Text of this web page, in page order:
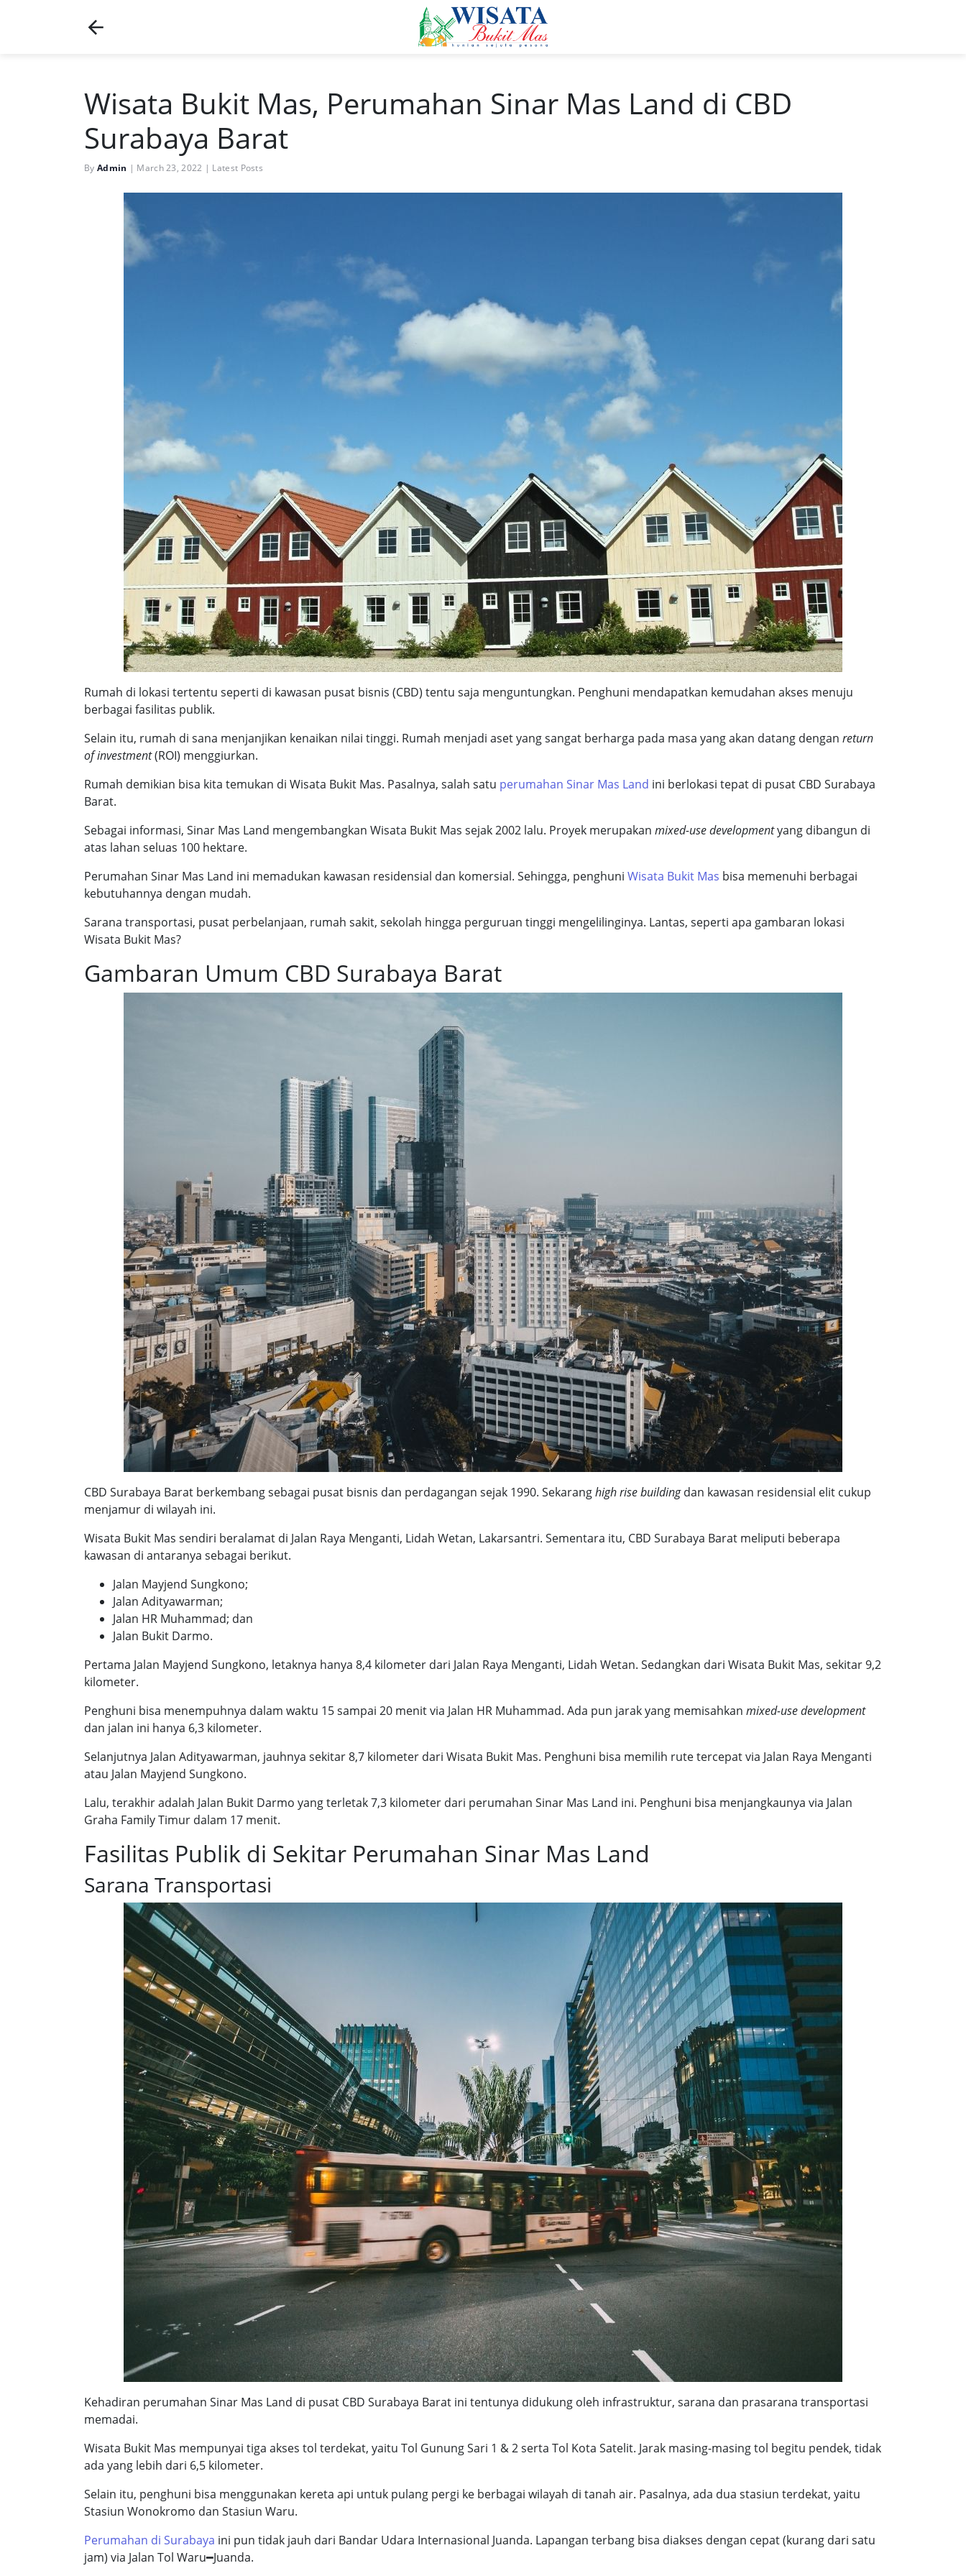
Wisata Bukit Mas, Perumahan Sinar Mas Land di CBD
Surabaya Barat
By Admin | March 23, 2022 | Latest Posts
Rumah di lokasi tertentu seperti di kawasan pusat bisnis (CBD) tentu saja menguntungkan. Penghuni mendapatkan kemudahan akses menuju
berbagai fasilitas publik.
Selain itu, rumah di sana menjanjikan kenaikan nilai tinggi. Rumah menjadi aset yang sangat berharga pada masa yang akan datang dengan return
of investment(ROI) menggiurkan.
Rumah demikian bisa kita temukan di Wisata Bukit Mas. Pasalnya, salah satu perumahan Sinar Mas Land ini berlokasi tepat di pusat CBD Surabaya
Barat.
Sebagai informasi, Sinar Mas Land mengembangkan Wisata Bukit Mas sejak 2002 lalu. Proyek merupakan mixed-use developmentyang dibangun di
atas lahan seluas 100 hektare.
Perumahan Sinar Mas Land ini memadukan kawasan residensial dan komersial. Sehingga, penghuni Wisata Bukit Mas bisa memenuhi berbagai
kebutuhannya dengan mudah.
Sarana transportasi, pusat perbelanjaan, rumah sakit, sekolah hingga perguruan tinggi mengelilinginya. Lantas, seperti apa gambaran lokasi
Wisata Bukit Mas?
Gambaran Umum CBD Surabaya Barat
CBD Surabaya Barat berkembang sebagai pusat bisnis dan perdagangan sejak 1990. Sekaranghigh rise buildingdan kawasan residensial elit cukup
menjamur di wilayah ini.
Wisata Bukit Mas sendiri beralamat di Jalan Raya Menganti, Lidah Wetan, Lakarsantri. Sementara itu, CBD Surabaya Barat meliputi beberapa
kawasan di antaranya sebagai berikut.
Jalan Mayjend Sungkono;
Jalan Adityawarman;
Jalan HR Muhammad; dan
Jalan Bukit Darmo.
Pertama Jalan Mayjend Sungkono, letaknya hanya 8,4 kilometer dari Jalan Raya Menganti, Lidah Wetan. Sedangkan dari Wisata Bukit Mas, sekitar 9,2
kilometer.
Penghuni bisa menempuhnya dalam waktu 15 sampai 20 menit via Jalan HR Muhammad. Ada pun jarak yang memisahkan mixed-use development
dan jalan ini hanya 6,3 kilometer.
Selanjutnya Jalan Adityawarman, jauhnya sekitar 8,7 kilometer dari Wisata Bukit Mas. Penghuni bisa memilih rute tercepat via Jalan Raya Menganti
atau Jalan Mayjend Sungkono.
Lalu, terakhir adalah Jalan Bukit Darmo yang terletak 7,3 kilometer dari perumahan Sinar Mas Land ini. Penghuni bisa menjangkaunya via Jalan
Graha Family Timur dalam 17 menit.
Fasilitas Publik di Sekitar Perumahan Sinar Mas Land
Sarana Transportasi
Kehadiran perumahan Sinar Mas Land di pusat CBD Surabaya Barat ini tentunya didukung oleh infrastruktur, sarana dan prasarana transportasi
memadai.
Wisata Bukit Mas mempunyai tiga akses tol terdekat, yaitu Tol Gunung Sari 1 & 2 serta Tol Kota Satelit. Jarak masing-masing tol begitu pendek, tidak
ada yang lebih dari 6,5 kilometer.
Selain itu, penghuni bisa menggunakan kereta api untuk pulang pergi ke berbagai wilayah di tanah air. Pasalnya, ada dua stasiun terdekat, yaitu
Stasiun Wonokromo dan Stasiun Waru.
Perumahan di Surabaya ini pun tidak jauh dari Bandar Udara Internasional Juanda. Lapangan terbang bisa diakses dengan cepat (kurang dari satu
jam) via Jalan Tol Waru━Juanda.